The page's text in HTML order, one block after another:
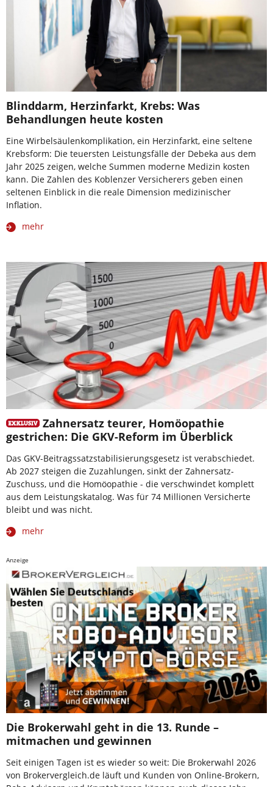
Blinddarm, Herzinfarkt, Krebs: Was
Behandlungen heute kosten
Eine Wirbelsäulenkomplikation, ein Herzinfarkt, eine seltene
Krebsform: Die teuersten Leistungsfälle der Debeka aus dem
Jahr 2025 zeigen, welche Summen moderne Medizin kosten
kann. Die Zahlen des Koblenzer Versicherers geben einen
seltenen Einblick in die reale Dimension medizinischer
Inflation.
mehr
Zahnersatz teurer, Homöopathie
gestrichen: Die GKV-Reform im Überblick
Das GKV-Beitragssatzstabilisierungsgesetz ist verabschiedet.
Ab 2027 steigen die Zuzahlungen, sinkt der Zahnersatz-
Zuschuss, und die Homöopathie - die verschwindet komplett
aus dem Leistungskatalog. Was für 74 Millionen Versicherte
bleibt und was nicht.
mehr
Anzeige
Die Brokerwahl geht in die 13. Runde –
mitmachen und gewinnen
Seit einigen Tagen ist es wieder so weit: Die Brokerwahl 2026
von Brokervergleich.de läuft und Kunden von Online-Brokern,